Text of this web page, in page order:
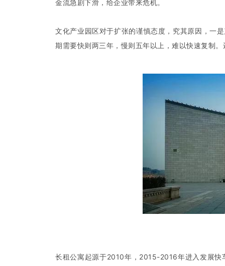
金流急剧下滑，给企业带来危机。
文化产业园区对于扩张的谨慎态度，究其原因，一
期需要快则两三年，慢则五年以上，难以快速复制
长租公寓起源于2010年，2015-2016年进入发展快